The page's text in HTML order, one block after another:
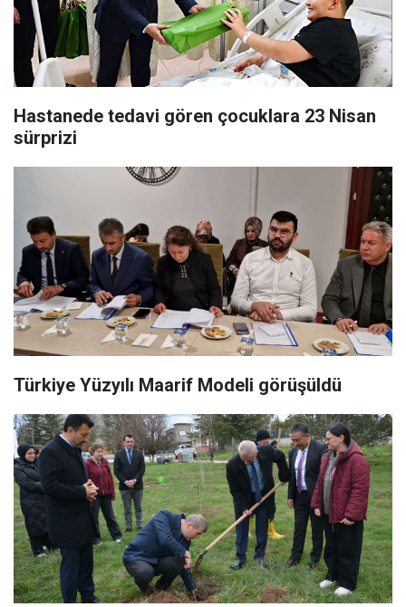
Hastanede tedavi gören çocuklara 23 Nisan
sürprizi
Türkiye Yüzyılı Maarif Modeli görüşüldü